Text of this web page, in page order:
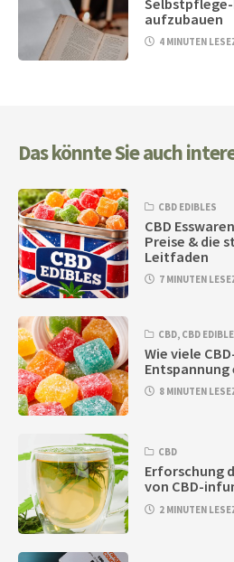
aufzubauen
4 MINUTEN
Das könnte Sie auch
CBD EDIBLES
CBD
Preise & die
Leitfaden
7 MINUTEN
CBD, CBD
Wie viele
Entspannung
8 MINUTEN
CBD
Erforschung
von CBD-
2 MINUTEN